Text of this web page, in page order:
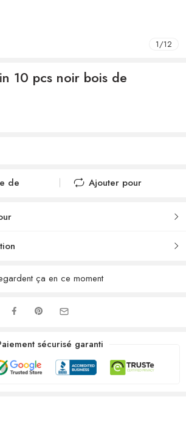
1/12
10 pcs noir bois de
de
Ajouter pour
ça en ce moment
sécurisé garanti